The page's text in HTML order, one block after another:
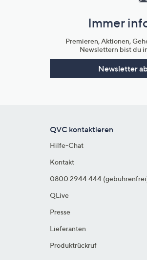
Immer
Premieren, Aktionen,
Newslettern bist du
Newsletter
QVC kontaktieren
Hilfe-Chat
Kontakt
0800 2944 444
QLive
Presse
Lieferanten
Produktrückruf